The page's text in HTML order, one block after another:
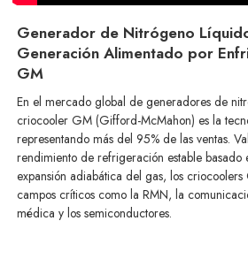
Generador de Nitrógeno
Generación Alimentado por
GM
En el mercado global de generadores de
criocooler GM (Gifford-McMahon) es la
representando más del 95% de las ventas.
rendimiento de refrigeración estable
expansión adiabática del gas, los criocoolers
campos críticos como la RMN, la
médica y los semiconductores.